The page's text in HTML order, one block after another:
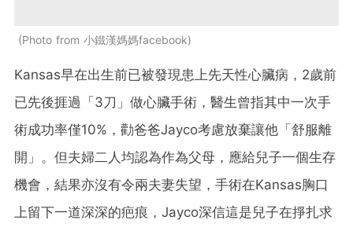
Photo from 小鐵漢媽媽facebook
Kansas早在出生前已被發現患上先天性心臟病，2歲前
已先後捱過「3刀」做心臟手術，醫生曾指其中一次手
術成功率僅10%，勸爸爸Jayco考慮放棄讓他「舒服離
開」。但夫婦二人均認為作為父母，應給兒子一個生存
機會，結果亦沒有令兩夫妻失望，手術在Kansas胸口
上留下一道深深的疤痕，Jayco深信這是兒子在掙扎求